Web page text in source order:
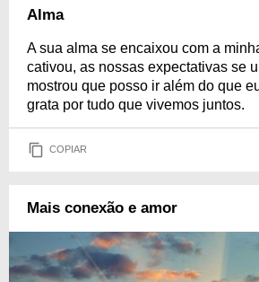
Alma
A sua alma se encaixou com a
cativou, as nossas expectativas se
mostrou que posso ir além do que
grata por tudo que vivemos juntos.
COPIAR
Mais conexão e amor